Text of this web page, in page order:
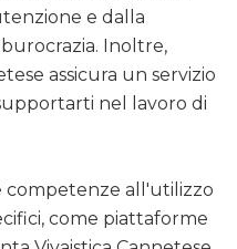
e dalla
Inoltre,
assicura un servizio
nel lavoro di
competenze all'utilizzo
come piattaforme